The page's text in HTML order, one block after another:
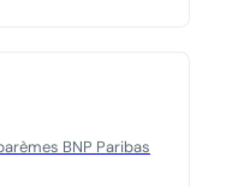
BNP Paribas